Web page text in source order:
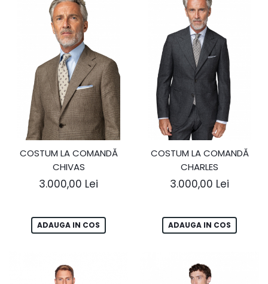
COSTUM LA COMANDĂ
CHIVAS
3.000,00 Lei
ADAUGA IN COS
COSTUM LA COMANDĂ
CHARLES
3.000,00 Lei
ADAUGA IN COS